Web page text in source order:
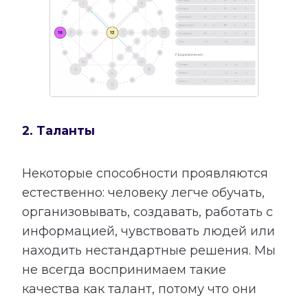
2. Таланты
Некоторые способности проявляются
естественно: человеку легче обучать,
организовывать, создавать, работать с
информацией, чувствовать людей или
находить нестандартные решения. Мы
не всегда воспринимаем такие
качества как талант, потому что они